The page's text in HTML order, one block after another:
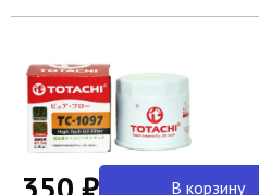
В корзину